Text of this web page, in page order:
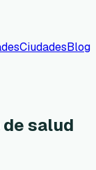
CiudadesBlog
salud